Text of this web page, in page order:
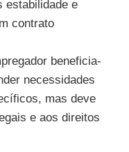
estabilidade e
contrato
beneficia-
necessidades
mas deve
e aos direitos